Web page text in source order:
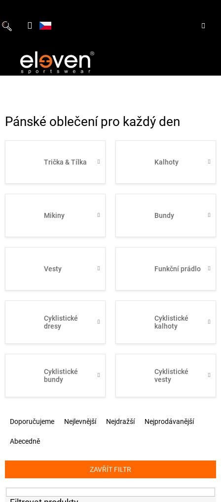
obsah
Pánské oblečení pro každý den
Trička & Tílka Kalhoty
Mikiny Bundy
Vesty Funkční prádlo
Cyklistické
dresy
Cyklistické
kalhoty
Cyklistické
bundy
Cyklistické
vesty
p
r
o
Doporučujeme Nejlevnější Nejdražší Nejprodávanější
Abecedně
ZAVŘÍT FILTR